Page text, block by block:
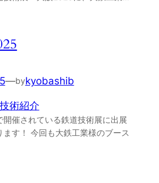
—bykyobashib
技術紹介
開催されている鉄道技術展に出展
ます！ 今回も大鉄工業様のブース